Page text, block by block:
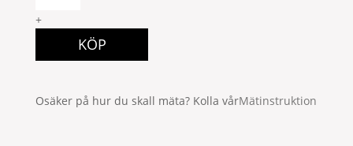
quantity
+
KÖP
Osäker på hur du skall mäta? Kolla vårMätinstruktion